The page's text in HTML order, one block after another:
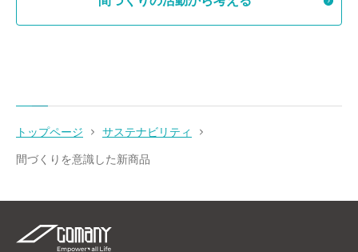
トップページ サステナビリティ
間づくりを意識した新商品